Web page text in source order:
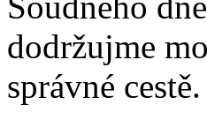
dodržujme
správné cestě.